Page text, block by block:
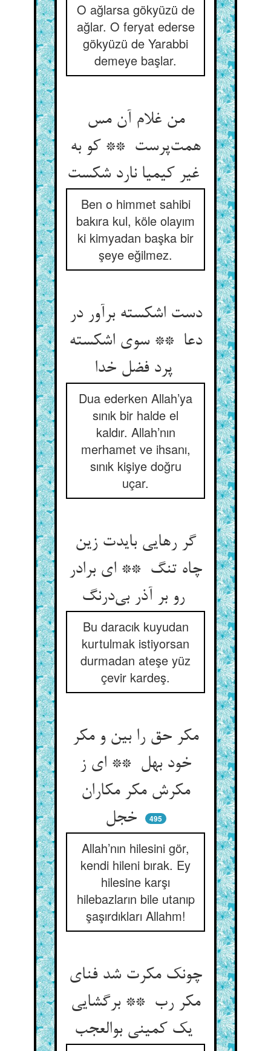
O ağlarsa gökyüzü de
ağlar. O feryat ederse
gökyüzü de Yarabbi
demeye başlar.
من غلام آن مس
همت‌پرست ** کو به
Ben o himmet sahibi
bakıra kul, köle olayım
ki kimyadan başka bir
şeye eğilmez.
دست اشکسته برآور در
دعا ** سوی اشکسته
پرد فضل خدا
Dua ederken Allah’ya
sınık bir halde el
kaldır. Allah’nın
merhamet ve ihsanı,
sınık kişiye doğru
uçar.
گر رهایی بایدت زین
چاه تنگ ** ای برادر
Bu daracık kuyudan
kurtulmak istiyorsan
durmadan ateşe yüz
çevir kardeş.
مکر حق را بین و مکر
خود بهل ** ای ز
مکرش مکر مکاران
خجل
495
Allah’nın hilesini gör,
kendi hileni bırak. Ey
hilesine karşı
hilebazların bile utanıp
şaşırdıkları Allahm!
چونک مکرت شد فنای
مکر رب ** برگشایی
یک کمینی بوالعجب